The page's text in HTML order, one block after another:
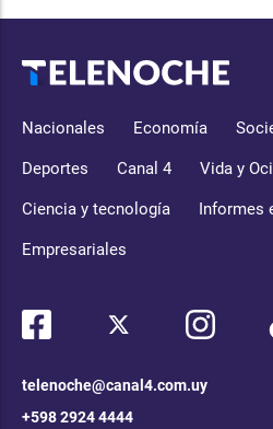
Nacionales Economía
Deportes Canal 4 Vida y
Ciencia y tecnología Informes
Empresariales
telenoche@canal4.com.uy
+598 2924 4444